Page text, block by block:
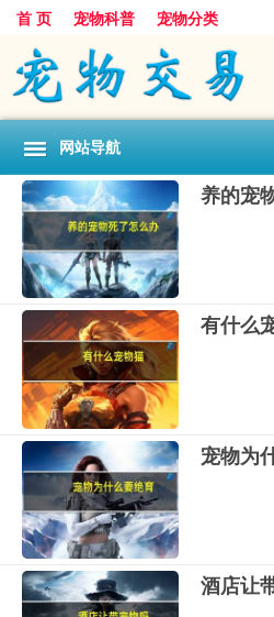
首 页 宠物科普 宠物分类
网站导航
养的宠
有什么
宠物为
酒店让